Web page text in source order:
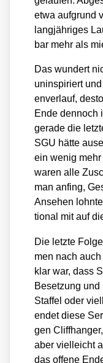
etwa auf­grund
lang­jäh­ri­ges
bar mehr als
Das wun­dert
unin­spi­riert
en­ver­lauf,
Ende den­noch
gera­de die
SGU hät­te
ein wenig
waren alle
man anfing,
Anse­hen
tio­nal mit auf
Die letz­te
men nach
klar war, dass
Beset­zung
Staf­fel oder
endet die­se
gen
aber viel­leicht
das offe­ne